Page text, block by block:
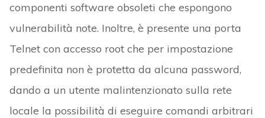
componenti software obsoleti che espongono
vulnerabilità note. Inoltre, è presente una porta
Telnet con accesso root che per impostazione
predefinita non è protetta da alcuna password,
dando a un utente malintenzionato sulla rete
locale la possibilità di eseguire comandi arbitrari